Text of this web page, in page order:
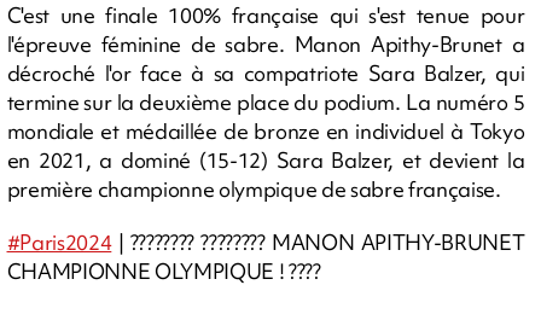
C'est une finale 100% française qui s'est tenue pour
l'épreuve féminine de sabre. Manon Apithy-Brunet a
décroché l'or face à sa compatriote Sara Balzer, qui
termine sur la deuxième place du podium. La numéro 5
mondiale et médaillée de bronze en individuel à Tokyo
en 2021, a dominé (15-12) Sara Balzer, et devient la
première championne olympique de sabre française.
#Paris2024| ???????? ???????? MANON APITHY-BRUNET
CHAMPIONNE OLYMPIQUE ! ????